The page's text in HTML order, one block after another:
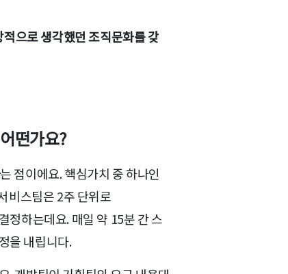
으로 생각했던 조직문화를 갖
떤가요?
는 점이에요. 핵심가치 중 하나인
비스팀은 2주 단위로
정하는데요. 매일 약 15분 간 스
을 내립니다.